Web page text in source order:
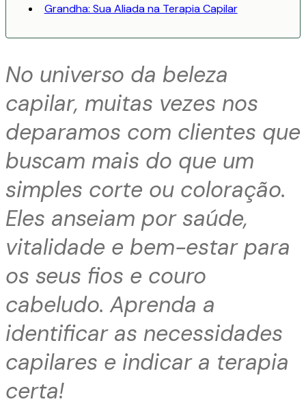
Grandha: Sua Aliada na Terapia Capilar
No universo da beleza
capilar, muitas vezes nos
deparamos com clientes que
buscam mais do que um
simples corte ou coloração.
Eles anseiam por saúde,
vitalidade e bem-estar para
os seus fios e couro
cabeludo. Aprenda a
identificar as necessidades
capilares e indicar a terapia
certa!